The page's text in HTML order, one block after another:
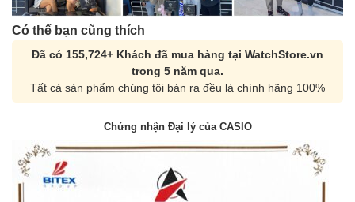
Có thể bạn cũng thích
Đã có 155,724+ Khách đã mua hàng tại WatchStore.vn
trong 5 năm qua.
Tất cả sản phẩm chúng tôi bán ra đều là chính hãng 100%
Chứng nhận Đại lý của CASIO